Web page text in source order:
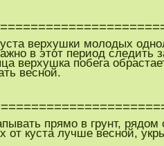
верхушки молодых
в этот период следить
верхушка побега
весной.
прямо в грунт,
от куста лучше весной,